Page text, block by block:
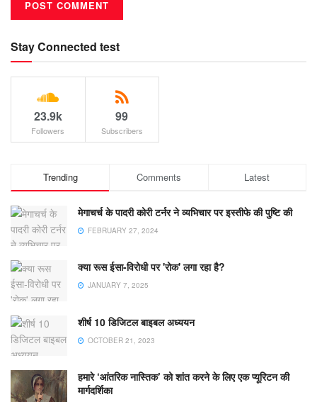
Stay Connected test
23.9k
Followers
99
Subscribers
Trending Comments Latest
मेगाचर्च के पादरी कोरी टर्नर ने व्यभिचार पर इस्तीफे की पुष्टि की
FEBRUARY 27, 2024
क्या रूस ईसा-विरोधी पर 'रोक' लगा रहा है?
JANUARY 7, 2025
शीर्ष 10 डिजिटल बाइबल अध्ययन
OCTOBER 21, 2023
हमारे ‘आंतरिक नास्तिक’ को शांत करने के लिए एक प्यूरिटन की
मार्गदर्शिका